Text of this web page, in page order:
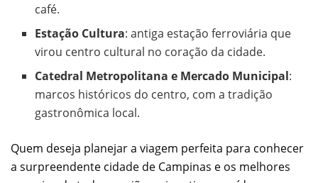
café.
Estação Cultura: antiga estação ferroviária que
virou centro cultural no coração da cidade.
Catedral Metropolitana e Mercado Municipal:
marcos históricos do centro, com a tradição
gastronômica local.
Quem deseja planejar a viagem perfeita para conhecer
a surpreendente cidade de Campinas e os melhores